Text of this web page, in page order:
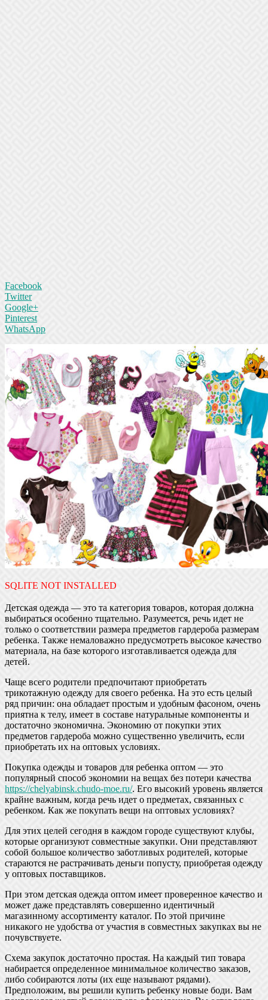
Facebook
Twitter
Google+
Pinterest
WhatsApp
SQLITE NOT INSTALLED
Детская одежда — это та категория товаров, которая должна
выбираться особенно тщательно. Разумеется, речь идет не
только о соответствии размера предметов гардероба размерам
ребенка. Также немаловажно предусмотреть высокое качество
материала, на базе которого изготавливается одежда для
детей.
Чаще всего родители предпочитают приобретать
трикотажную одежду для своего ребенка. На это есть целый
ряд причин: она обладает простым и удобным фасоном, очень
приятна к телу, имеет в составе натуральные компоненты и
достаточно экономична. Экономию от покупки этих
предметов гардероба можно существенно увеличить, если
приобретать их на оптовых условиях.
Покупка одежды и товаров для ребенка оптом — это
популярный способ экономии на вещах без потери качества
https://chelyabinsk.chudo-moe.ru/. Его высокий уровень является
крайне важным, когда речь идет о предметах, связанных с
ребенком. Как же покупать вещи на оптовых условиях?
Для этих целей сегодня в каждом городе существуют клубы,
которые организуют совместные закупки. Они представляют
собой большое количество заботливых родителей, которые
стараются не растрачивать деньги попусту, приобретая одежду
у оптовых поставщиков.
При этом детская одежда оптом имеет проверенное качество и
может даже представлять совершенно идентичный
магазинному ассортименту каталог. По этой причине
никакого не удобства от участия в совместных закупках вы не
почувствуете.
Схема закупок достаточно простая. На каждый тип товара
набирается определенное минимальное количество заказов,
либо собираются лоты (их еще называют рядами).
Предположим, вы решили купить ребенку новые боди. Вам